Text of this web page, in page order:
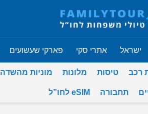
ישראל אתרי סקי פארקי שעשועים
רכב טיסות מלונות מוניות מהשדה
תחבורה eSIM לחו”ל